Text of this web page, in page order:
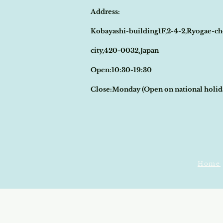
Address:
Kobayashi-building1F,2-4-2,Ryogae-
city,420-0032,Japan
Open:10:30-19:30
​Close:Monday (Open on national
Home